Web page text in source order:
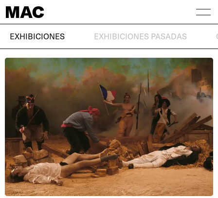
MAC
EXHIBICIONES EXHIBICIONES PASADAS